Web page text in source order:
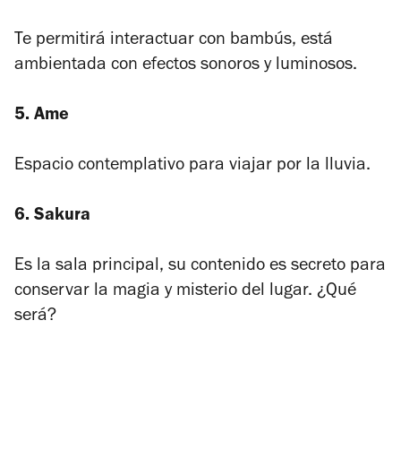
Te permitirá interactuar con bambús, está
ambientada con efectos sonoros y luminosos.
5. Ame
Espacio contemplativo para viajar por la lluvia.
6. Sakura
Es la sala principal, su contenido es secreto para
conservar la magia y misterio del lugar. ¿Qué
será?